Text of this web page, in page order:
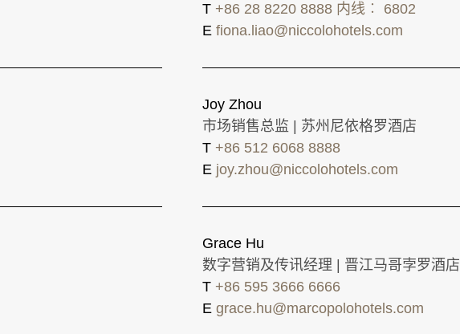
T +86 28 8220 8888 内线︰ 6802
E fiona.liao@niccolohotels.com
Joy Zhou
市场销售总监 | 苏州尼依格罗酒店
T +86 512 6068 8888
E joy.zhou@niccolohotels.com
Grace Hu
数字营销及传讯经理 | 晋江马哥孛罗酒店
T +86 595 3666 6666
E grace.hu@marcopolohotels.com